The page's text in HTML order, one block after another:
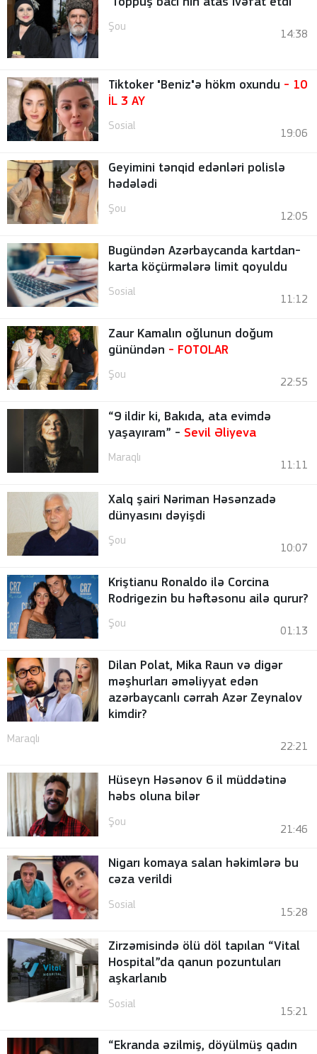
Şou
14:38
Tiktoker "Beniz"ə hökm oxundu - 10
İL 3 AY
Sosial
19:06
Geyimini tənqid edənləri polislə
hədələdi
Şou
12:05
Bugündən Azərbaycanda kartdan-
karta köçürmələrə limit qoyuldu
Sosial
11:12
Zaur Kamalın oğlunun doğum
günündən - FOTOLAR
Şou
22:55
“9 ildir ki, Bakıda, ata evimdə
yaşayıram” - Sevil Əliyeva
Maraqlı
11:11
Xalq şairi Nəriman Həsənzadə
dünyasını dəyişdi
Şou
10:07
Kriştianu Ronaldo ilə Corcina
Rodrigezin bu həftəsonu ailə qurur?
Şou
01:13
Dilan Polat, Mika Raun və digər
məşhurları əməliyyat edən
azərbaycanlı cərrah Azər Zeynalov
kimdir?
Maraqlı
22:21
Hüseyn Həsənov 6 il müddətinə
həbs oluna bilər
Şou
21:46
Nigarı komaya salan həkimlərə bu
cəza verildi
Sosial
15:28
Zirzəmisində ölü döl tapılan “Vital
Hospital”da qanun pozuntuları
aşkarlanıb
Sosial
15:21
“Ekranda əzilmiş, döyülmüş qadın